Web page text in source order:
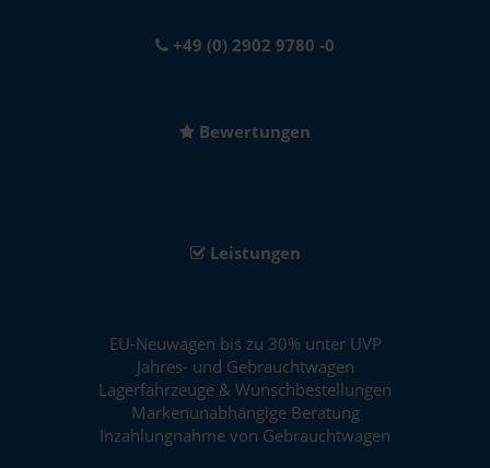
+49 (0) 2902 9780 -0
Bewertungen
Leistungen
EU-Neuwagen bis zu 30% unter UVP
Jahres- und Gebrauchtwagen
Lagerfahrzeuge & Wunschbestellungen
Markenunabhängige Beratung
Inzahlungnahme von Gebrauchtwagen